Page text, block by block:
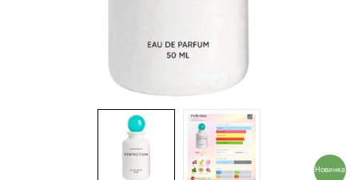
Новинка